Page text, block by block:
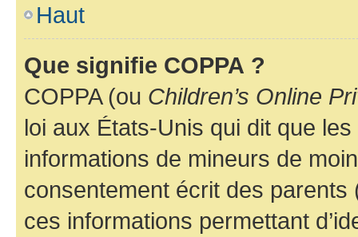
Haut
Que signifie COPPA ?
COPPA (ou Children’s Online
loi aux États-Unis qui dit que
informations de mineurs de
consentement écrit des parents
ces informations permettant